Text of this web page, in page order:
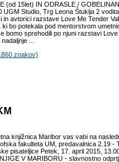
(od 15let) IN ODRASLE /
UGM Studio, Trg Leona Štuklja 2
in avtorici razstave Love Me Tender
ki bo potekala pod mentorstvom
bomo sprehodili po njuni razstavi
...
znakov)
knjižnica Maribor vas vabi na
fakulteta UM, predavalnica 2.19 -
pisateljice Petek, 17. april 2015,
V MARIBORU - slavnostno